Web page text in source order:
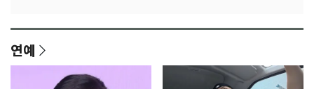
연예